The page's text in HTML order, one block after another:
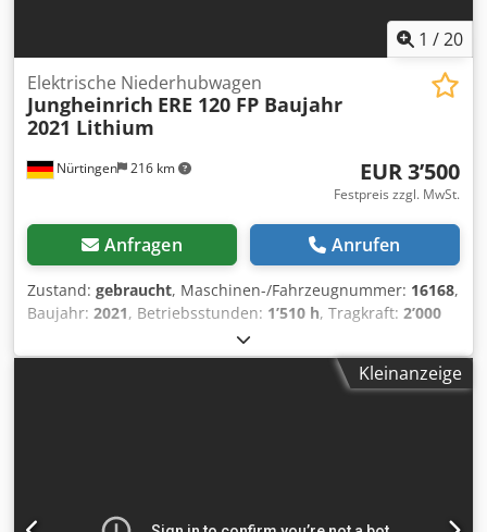
1 /20
Nürtingen 216 km
Elektrische Niederhubwagen
Jungheinrich ERE 120 FP Baujahr
2021 Lithium
EUR 3’500
Festpreis zzgl. MwSt.
Anfragen Anrufen
Zustand: gebraucht, Maschinen-/Fahrzeugnummer: 16168,
Baujahr: 2021, Betriebsstunden: 1’510 h, Tragkraft: 2’000
, Lastschwerpunkt:
Kraftstofftyp:elektrisch, Masttyp:Sonstige, Bauhöhe:
, Gabellänge:1’150 mm,
Kleinanzeige